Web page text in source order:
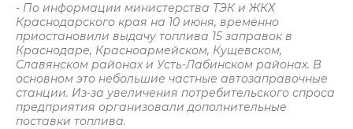
- По информации министерства ТЭК и ЖКХ
Краснодарского края на 10 июня, временно
приостановили выдачу топлива 15 заправок в
Краснодаре, Красноармейском, Кущевском,
Славянском районах и Усть-Лабинском районах. В
основном это небольшие частные автозаправочные
станции. Из-за увеличения потребительского спроса
предприятия организовали дополнительные
поставки топлива.